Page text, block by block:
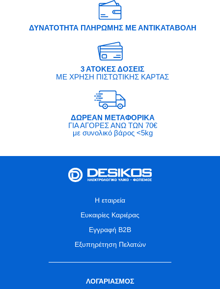
ΔΥΝΑΤΟΤΗΤΑ ΠΛΗΡΩΜΗΣ ΜΕ ΑΝΤΙΚΑΤΑΒΟΛΗ
3 ΑΤΟΚΕΣ ΔΟΣΕΙΣ
ΜΕ ΧΡΗΣΗ ΠΙΣΤΩΤΙΚΗΣ ΚΑΡΤΑΣ
ΔΩΡΕΑΝ ΜΕΤΑΦΟΡΙΚΑ
ΓΙΑ ΑΓΟΡΕΣ ΑΝΩ ΤΩΝ 70€
με συνολικό βάρος <5kg
Η εταιρεία
Ευκαιρίες Καριέρας
Εγγραφή B2B
Εξυπηρέτηση Πελατών
ΛΟΓΑΡΙΑΣΜΟΣ